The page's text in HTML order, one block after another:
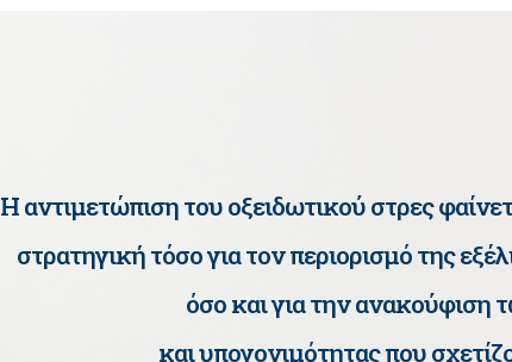
Η αντιμετώπιση του οξειδωτικού στρες
στρατηγική τόσο για τον περιορισμό της
όσο και για την
και υπογονιμότητας που